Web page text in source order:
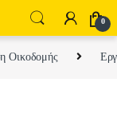
0
Οικοδομής